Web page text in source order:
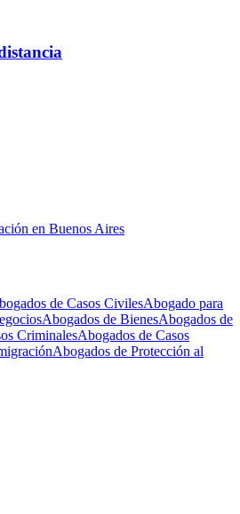
en Buenos Aires
de Casos CivilesAbogado para
Abogados de BienesAbogados de
CriminalesAbogados de Casos
Abogados de Protección al